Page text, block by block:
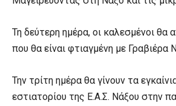
Τη δεύτερη ημέρα, οι καλεσμένοι θα
που θα είναι φτιαγμένη με Γραβιέρα
Την τρίτη ημέρα θα γίνουν τα
εστιατορίου της Ε.Α.Σ. Νάξου στην